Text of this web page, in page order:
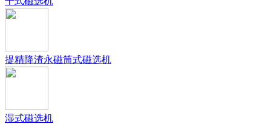
提精降渣永磁筒式磁选机
湿式磁选机